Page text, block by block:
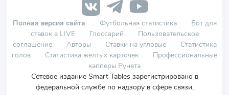
Полная версия сайта Футбольная статистика
Бот для
ставок в LIVE
Глоссарий
Пользовательское
соглашение
Авторы Ставки на угловые
Статистика
голов
Статистика желтых карточек
Профессиональные
капперы Рунета
Сетевое издание Smart Tables зарегистрировано в
федеральной службе по надзору в сфере связи,